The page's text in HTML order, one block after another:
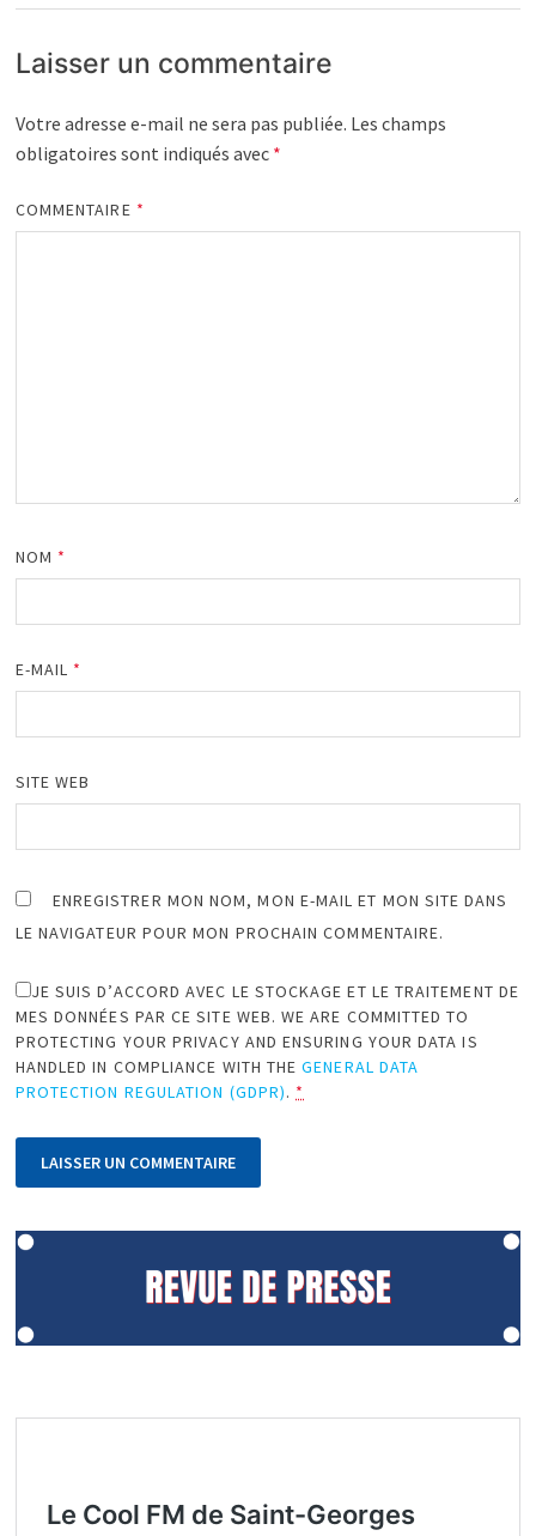
Laisser un commentaire
Votre adresse e-mail ne sera pas publiée. Les champs
obligatoires sont indiqués avec *
COMMENTAIRE *
NOM *
E-MAIL *
SITE WEB
ENREGISTRER MON NOM, MON E-MAIL ET MON SITE DANS
LE NAVIGATEUR POUR MON PROCHAIN COMMENTAIRE.
JE SUIS D’ACCORD AVEC LE STOCKAGE ET LE TRAITEMENT DE
MES DONNÉES PAR CE SITE WEB. WE ARE COMMITTED TO
PROTECTING YOUR PRIVACY AND ENSURING YOUR DATA IS
HANDLED IN COMPLIANCE WITH THEGENERAL DATA
PROTECTION REGULATION (GDPR). *